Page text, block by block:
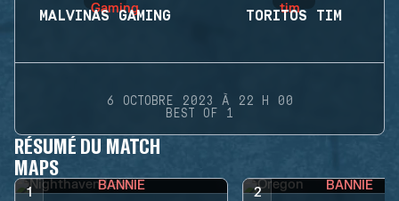
MALVINAS GAMING TORITOS TIM
6 OCTOBRE 2023 À 22 H 00
BEST OF 1
RÉSUMÉ DU MATCH
MAPS
1 BANNIE 2 BANNIE